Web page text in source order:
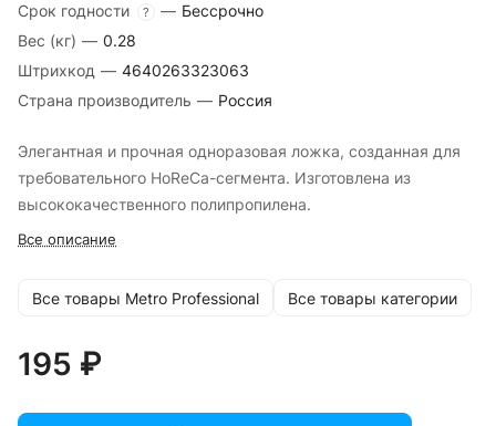
Срок годности ? — Бессрочно
Вес (кг) — 0.28
Штрихкод — 4640263323063
Страна производитель — Россия
Элегантная и прочная одноразовая ложка, созданная для
требовательного HoReCa-сегмента. Изготовлена из
высококачественного полипропилена.
Все описание
Все товары Metro Professional Все товары категории
195 ₽